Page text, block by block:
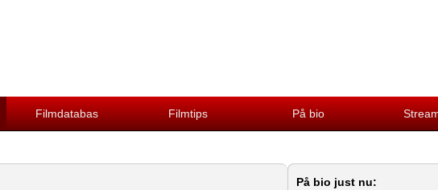
Filmdatabas Filmtips På bio
På bio just nu: